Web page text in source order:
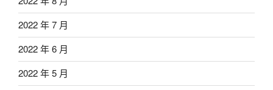
2022 年 7 月
2022 年 6 月
2022 年 5 月